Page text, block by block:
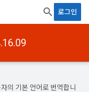
로그인
의 기본 언어로 번역합니